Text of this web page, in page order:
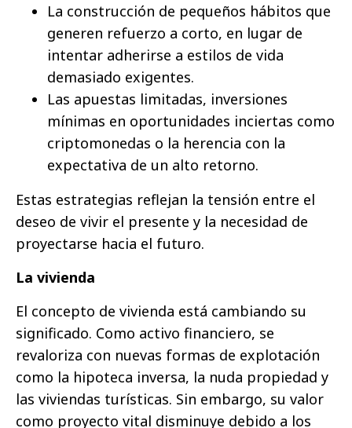
La construcción de pequeños hábitos que
generen refuerzo a corto, en lugar de
intentar adherirse a estilos de vida
demasiado exigentes.
Las apuestas limitadas, inversiones
mínimas en oportunidades inciertas como
criptomonedas o la herencia con la
expectativa de un alto retorno.
Estas estrategias reflejan la tensión entre el
deseo de vivir el presente y la necesidad de
proyectarse hacia el futuro.
La vivienda
El concepto de vivienda está cambiando su
significado. Como activo financiero, se
revaloriza con nuevas formas de explotación
como la hipoteca inversa, la nuda propiedad y
las viviendas turísticas. Sin embargo, su valor
como proyecto vital disminuye debido a los